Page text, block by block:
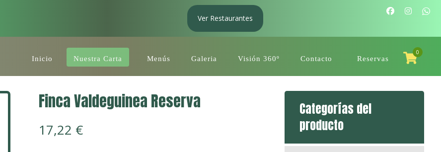
Ver Restaurantes
0
Inicio Nuestra Carta Menús Galeria Visión 360º Contacto Reservas
Finca Valdeguinea Reserva
17,22 €
Categorías del
producto